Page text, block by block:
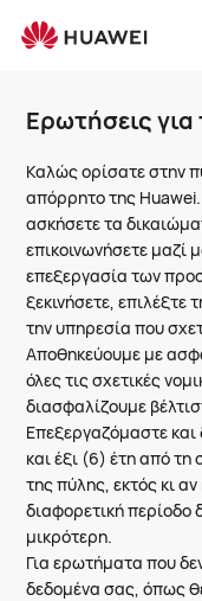
για
Ερωτήσεις
Καλώς ορίσατε στην
απόρρητο της
ασκήσετε τα
επικοινωνήσετε μαζί
επεξεργασία των
ξεκινήσετε,
την υπηρεσία που
Αποθηκεύουμε με
όλες τις σχετικές
διασφαλίζουμε
Επεξεργαζόμαστε
και έξι (6) έτη από
της πύλης, εκτός κι
διαφορετική περίοδο
μικρότερη.
Για ερωτήματα που
δεδομένα σας, όπως